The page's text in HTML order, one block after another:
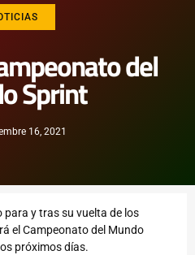
del
Sprint
16, 2021
para y tras su vuelta de los
el Campeonato del Mundo
próximos días.